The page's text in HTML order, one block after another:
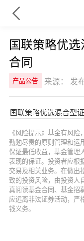
国联策略优
合同
产品公告 来源： 发
国联策略优选混合型
《风险提示》基金有风险
勤勉尽责的原则管理和运
保证最低收益，基金管理
表现的保证。投资者应根
交易及相关业务。在做出
致的投资风险，由投资人
真阅读基金合同、基金招
应远离非法证券活动，严
钱义务。